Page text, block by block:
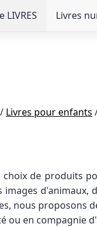
LIVRES Livres
/ Livres pour enfants
de produits
images
nous proposons
ou en compagnie